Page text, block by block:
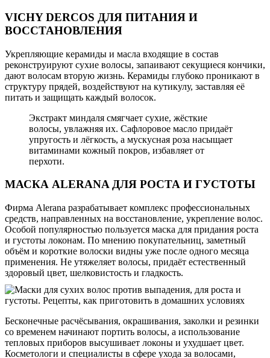
VIСHY DERCOS ДЛЯ ПИТАНИЯ И
ВОССТАНОВЛЕНИЯ
Укрепляющие керамиды и масла входящие в состав
реконструируют сухие волосы, запаивают секущиеся кончики,
дают волосам вторую жизнь. Керамиды глубоко проникают в
структуру прядей, воздействуют на кутикулу, заставляя её
питать и защищать каждый волосок.
Экстракт миндаля смягчает сухие, жёсткие
волосы, увлажняя их. Сафлоровое масло придаёт
упругость и лёгкость, а мускусная роза насыщает
витаминами кожный покров, избавляет от
перхоти.
МАСКА ALERANA ДЛЯ РОСТА И ГУСТОТЫ
Фирма Alerana разрабатывает комплекс профессиональных
средств, направленных на восстановление, укрепление волос.
Особой популярностью пользуется маска для придания роста
и густоты локонам. По мнению покупательниц, заметный
объём и короткие волоски видны уже после одного месяца
применения. Не утяжеляет волосы, придаёт естественный
здоровый цвет, шелковистость и гладкость.
Бесконечные расчёсывания, окрашивания, заколки и резинки
со временем начинают портить волосы, а использование
тепловых приборов высушивает локоны и ухудшает цвет.
Косметологи и специалисты в сфере ухода за волосами,